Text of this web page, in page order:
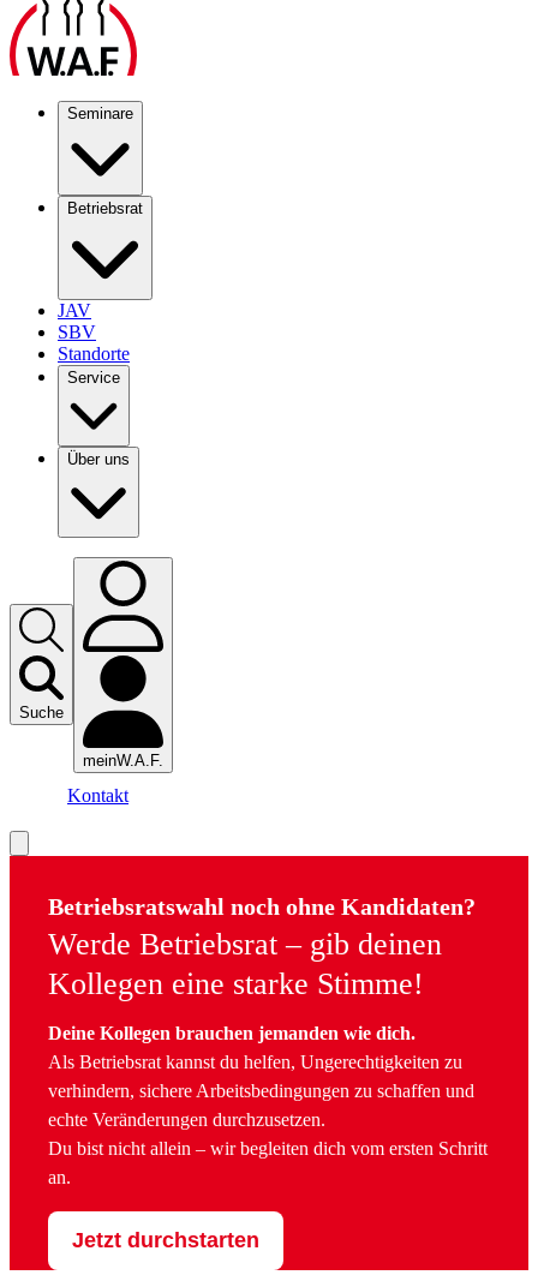
Seminare
Betriebsrat
JAV
SBV
Standorte
Service
Über uns
Suche
meinW.A.F.
Kontakt
Betriebsratswahl noch ohne Kandidaten?
Werde Betriebsrat – gib deinen
Kollegen eine starke Stimme!
Deine Kollegen brauchen jemanden wie dich.
Als Betriebsrat kannst du helfen, Ungerechtigkeiten zu
verhindern, sichere Arbeitsbedingungen zu schaffen und
echte Veränderungen durchzusetzen.
Du bist nicht allein – wir begleiten dich vom ersten Schritt
an.
Jetzt durchstarten